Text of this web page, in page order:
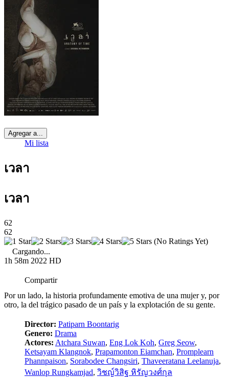
Agregar a...
Mi lista
เวลา
เวลา
62
62
(No Ratings Yet)
Cargando...
1h 58m 2022 HD
Compartir
Por un lado, la historia profundamente emotiva de una mujer y, por
otro, la del trágico pasado de un país y la explotación de su gente.
Director: Patiparn Boontarig
Genero: Drama
Actores: Atchara Suwan, Eng Lok Koh, Greg Seow,
Ketsayam Klangnok, Prapamonton Eiamchan, Promplearn
Phannpaison, Sorabodee Changsiri, Thaveeratana Leelanuja,
Wanlop Rungkamjad, วิชญ์วิสิฐ หิรัญวงศ์กุล